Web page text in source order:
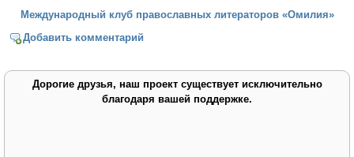
Международный клуб православных литераторов «Омилия»
Добавить комментарий
Дорогие друзья, наш проект существует исключительно
благодаря вашей поддержке.